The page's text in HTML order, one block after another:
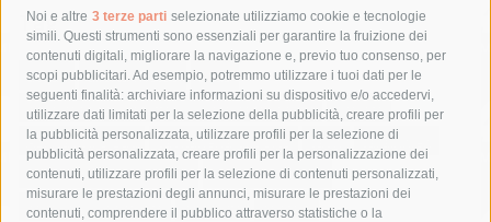
Noi e altre 3 terze parti selezionate utilizziamo cookie e tecnologie
simili. Questi strumenti sono essenziali per garantire la fruizione dei
contenuti digitali, migliorare la navigazione e, previo tuo consenso, per
scopi pubblicitari. Ad esempio, potremmo utilizzare i tuoi dati per le
seguenti finalità: archiviare informazioni su dispositivo e/o accedervi,
utilizzare dati limitati per la selezione della pubblicità, creare profili per
la pubblicità personalizzata, utilizzare profili per la selezione di
pubblicità personalizzata, creare profili per la personalizzazione dei
contenuti, utilizzare profili per la selezione di contenuti personalizzati,
misurare le prestazioni degli annunci, misurare le prestazioni dei
contenuti, comprendere il pubblico attraverso statistiche o la
Tag
acqua allerta meteo
anas
area marina protetta di punta campanella
arresto
Asl Napoli 3 sud
capitaneria di porto capri
carabinieri
castellammare di stabia
circumvesuviana
comune di sorrento
concerto
contagi